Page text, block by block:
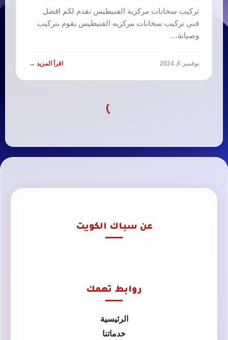
تركيب سخانات مركزية الفنيطيس نقدم لكم افضل
فني تركيب سخانات مركزيه الفنيطيس يقوم بتركيب
وصيانة…
نوفمبر 6, 2024 اقرأ المزيد →
عن سباك الكويت
روابط تهمك
الرئيسية
خدماتنا